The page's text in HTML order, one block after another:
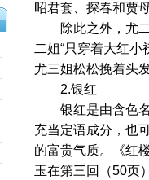
昭君套、探春和贾
除此之外，尤二
二姐“只穿着大红
尤三姐松松挽着头
2.银红
银红是由含色名
充当定语成分，也
的富贵气质。《红
玉在第三回（50页